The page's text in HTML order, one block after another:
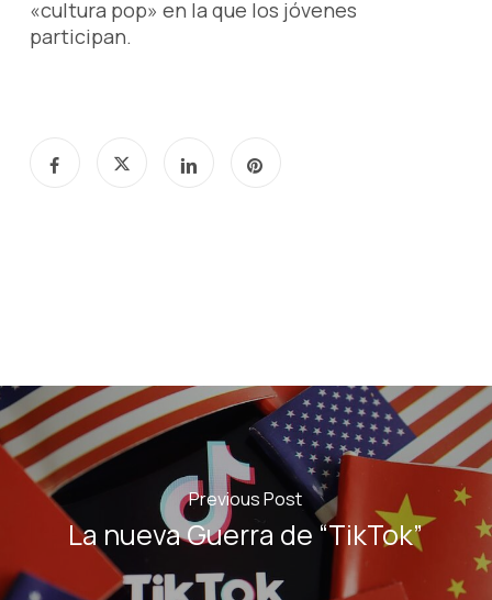
«cultura pop» en la que los jóvenes
participan.
Previous Post
La nueva Guerra de “TikTok”